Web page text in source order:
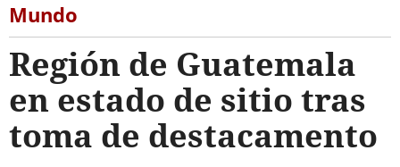
Mundo
Región de Guatemala
en estado de sitio tras
toma de destacamento